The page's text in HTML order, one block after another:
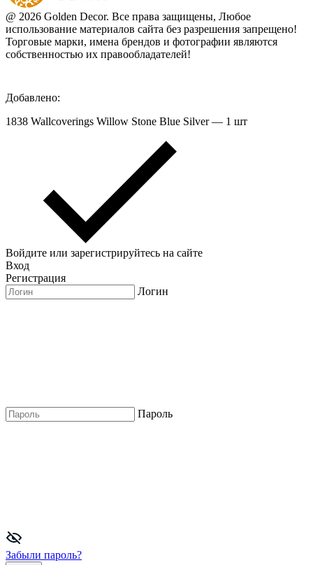
@ 2026 Golden Decor. Все права защищены, Любое
использование материалов сайта без разрешения запрещено!
Торговые марки, имена брендов и фотографии являются
собственностью их правообладателей!
Добавлено:
1838 Wallcoverings Willow Stone Blue Silver — 1 шт
Войдите или зарегистрируйтесь на сайте
Вход
Регистрация
Логин
Пароль
Забыли пароль?